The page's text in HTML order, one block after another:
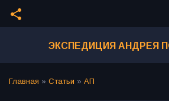
share
ЭКСПЕДИЦИЯ АНДРЕЯ
Главная » Статьи » АП